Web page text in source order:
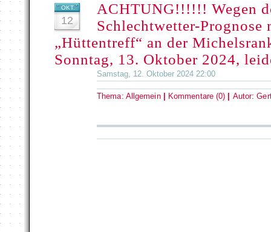
OKT.
12
ACHTUNG!!!!!! Wegen
Schlechtwetter-Prognose
„Hüttentreff“ an der
Sonntag, 13. Oktober 2024,
Samstag, 12. Oktober 2024 22:00
Thema: Allgemein Kommentare (0) Autor: